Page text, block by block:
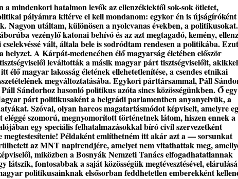
mindenkori hatalmon levők az ellenzékiektől sok-sok ötletet,
pályámra kitérve el kell mondanom: egykor én is újságíróként
Nagyon utáltam, különösen a nyolcvanas években, a politikusokat.
vezénylő katonai behívó és az azt megtagadó, kemény,
vált, általa bele is sodródtam rendesen a politikába.
A Kárpát-medencében élő magyarság életében először
leváltották a másik magyar párt tisztségviselőit, akikkel
magyar lakosság életének ellehetetlenítése, a csendes etnikai
megváltoztatásába. Egykori párttársammal, Páll
Sándorhoz hasonló politikus azóta sincs közösségünkben. Ő egy
párt politikusaként a belgrádi parlamentben anyanyelvük, a
Szóval, olyan harcos magatartásmódot képviselt, amelyre
szomorú, megnyomorított történetnek látom, hiszen ennek a
egy speciális felhatalmazásokkal bíró civil szervezetként
Példaként említhetném itt akár azt a — sorsunkat
az MNT napirendjére, amelyet nem vitathattak meg,
miközben a Bosnyák Nemzeti Tanács elfogadhatatlannak
fontosabbak a saját közösségük megtévesztésével,
politikusainknak elsősorban feddhetetlen emberekként